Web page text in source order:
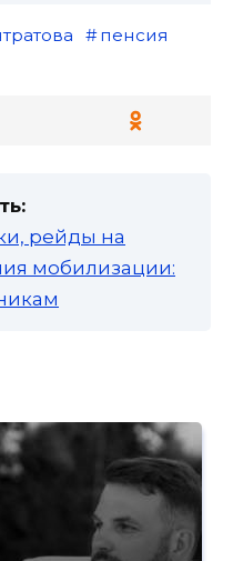
пенсия
рейды на
мобилизации: